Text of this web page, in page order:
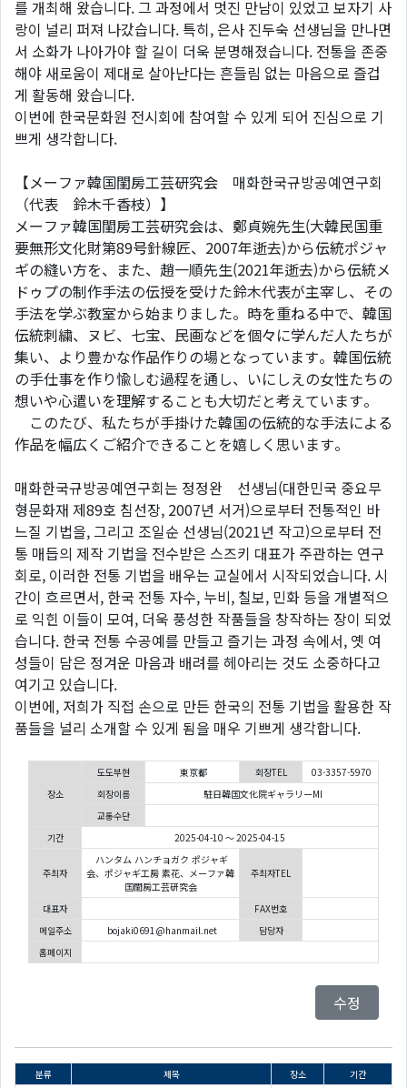
를 개최해 왔습니다. 그 과정에서 멋진 만남이 있었고 보자기 사
랑이 널리 퍼져 나갔습니다. 특히, 은사 진두숙 선생님을 만나면
서 소화가 나아가야 할 길이 더욱 분명해졌습니다. 전통을 존중
해야 새로움이 제대로 살아난다는 흔들림 없는 마음으로 즐겁
게 활동해 왔습니다.
이번에 한국문화원 전시회에 참여할 수 있게 되어 진심으로 기
쁘게 생각합니다.
【メーファ韓国閨房工芸研究会 매화한국규방공예연구회
（代表 鈴木千香枝）】
メーファ韓国閨房工芸研究会は、鄭貞婉先生(大韓民国重
要無形文化財第89号針線匠、2007年逝去)から伝統ポジャ
ギの縫い方を、また、趙一順先生(2021年逝去)から伝統メ
ドゥプの制作手法の伝授を受けた鈴木代表が主宰し、その
手法を学ぶ教室から始まりました。時を重ねる中で、韓国
伝統刺繍、ヌビ、七宝、民画などを個々に学んだ人たちが
集い、より豊かな作品作りの場となっています。韓国伝統
の手仕事を作り愉しむ過程を通し、いにしえの女性たちの
想いや心遣いを理解することも大切だと考えています。
このたび、私たちが手掛けた韓国の伝統的な手法による
作品を幅広くご紹介できることを嬉しく思います。
매화한국규방공예연구회는 정정완 선생님(대한민국 중요무
형문화재 제89호 침선장, 2007년 서거)으로부터 전통적인 바
느질 기법을, 그리고 조일순 선생님(2021년 작고)으로부터 전
통 매듭의 제작 기법을 전수받은 스즈키 대표가 주관하는 연구
회로, 이러한 전통 기법을 배우는 교실에서 시작되었습니다. 시
간이 흐르면서, 한국 전통 자수, 누비, 칠보, 민화 등을 개별적으
로 익힌 이들이 모여, 더욱 풍성한 작품들을 창작하는 장이 되었
습니다. 한국 전통 수공예를 만들고 즐기는 과정 속에서, 옛 여
성들이 담은 정겨운 마음과 배려를 헤아리는 것도 소중하다고
여기고 있습니다.
이번에, 저희가 직접 손으로 만든 한국의 전통 기법을 활용한 작
품들을 널리 소개할 수 있게 됨을 매우 기쁘게 생각합니다.
장소
도도부현 東京都 회장TEL
03-3357-5970
회장이름
駐日韓国文化院ギャラリーMI
교통수단
기간
2025-04-10 ～ 2025-04-15
주최자
ハンタム ハンチョガク ポジャギ
会、ポジャギ工房 素花、メーファ韓
国閨房工芸研究会
주최자TEL
대표자
FAX번호
메일주소
bojaki0691@hanmail.net
담당자
홈페이지
수정
분류 제목 장소 기간